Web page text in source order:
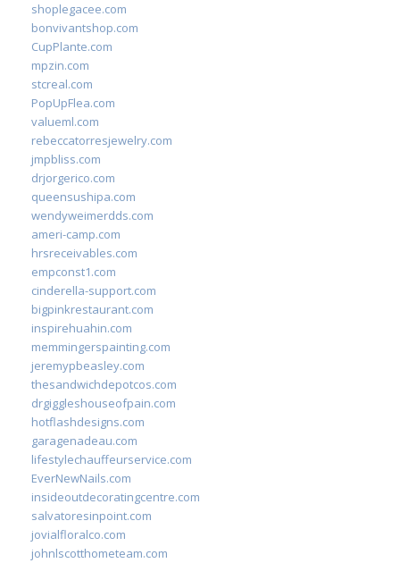
shoplegacee.com
bonvivantshop.com
CupPlante.com
mpzin.com
stcreal.com
PopUpFlea.com
valueml.com
rebeccatorresjewelry.com
jmpbliss.com
drjorgerico.com
queensushipa.com
wendyweimerdds.com
ameri-camp.com
hrsreceivables.com
empconst1.com
cinderella-support.com
bigpinkrestaurant.com
inspirehuahin.com
memmingerspainting.com
jeremypbeasley.com
thesandwichdepotcos.com
drgiggleshouseofpain.com
hotflashdesigns.com
garagenadeau.com
lifestylechauffeurservice.com
EverNewNails.com
insideoutdecoratingcentre.com
salvatoresinpoint.com
jovialfloralco.com
johnlscotthometeam.com